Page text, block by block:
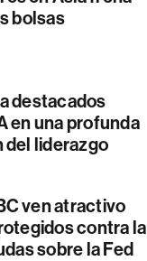
bolsas
destacados
en una profunda
del liderazgo
ven atractivo
contra la
sobre la Fed